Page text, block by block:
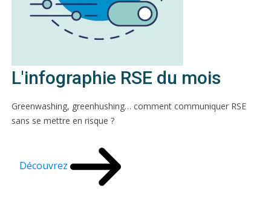
L'infographie RSE du mois
Greenwashing, greenhushing… comment communiquer RSE
sans se mettre en risque ?
Découvrez